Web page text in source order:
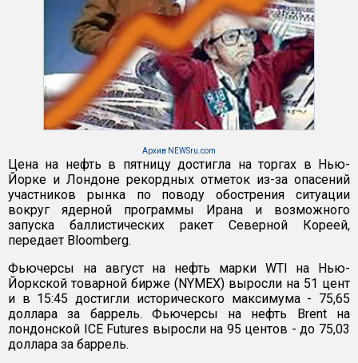
Архив NEWSru.com
Цена на нефть в пятницу достигла на торгах в Нью-
Йорке и Лондоне рекордных отметок из-за опасений
участников рынка по поводу обострения ситуации
вокруг ядерной программы Ирана и возможного
запуска баллистических ракет Северной Кореей,
передает Bloomberg.
Фьючерсы на август на нефть марки WTI на Нью-
Йоркской товарной бирже (NYMEX) выросли на 51 цент
и в 15:45 достигли исторического максимума - 75,65
доллара за баррель. Фьючерсы на нефть Brent на
лондонской ICE Futures выросли на 95 центов - до 75,03
доллара за баррель.